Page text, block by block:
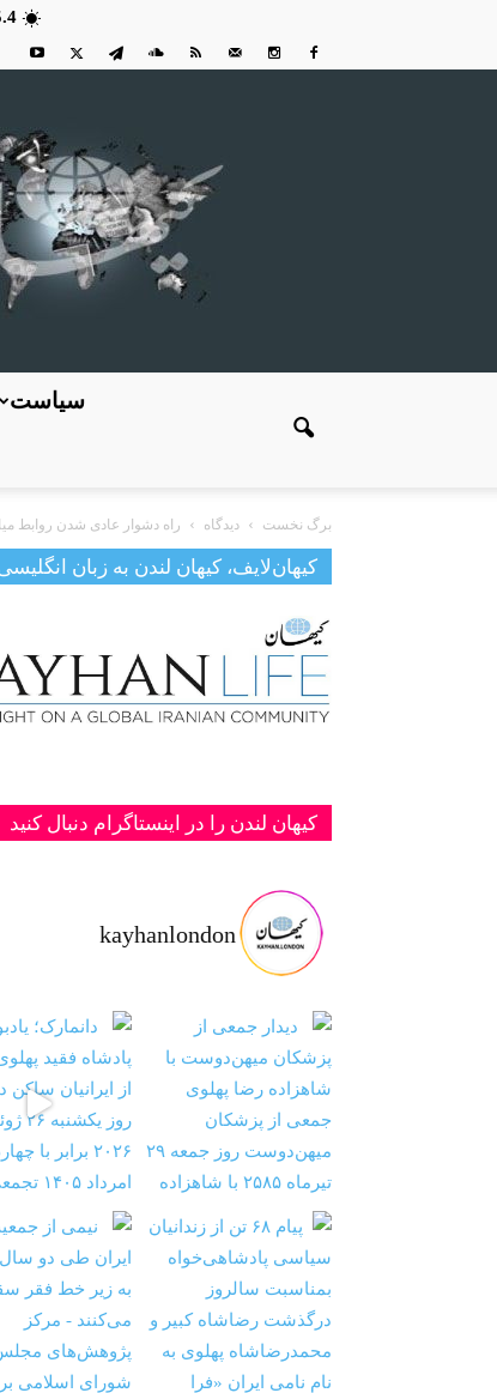
سیاست
برگ نخست دیدگاه راه دشوار عادی شدن روابط
کیهان‌لایف، کیهان لندن به زبان
کیهان لندن را در اینستاگرام دنبال کنید
kayhanlondon
‏‏‏ ‏‏ ‏ دانمارک؛ یادبود دو پادشاه فقید پهلوی ج
‏‏‏ ‏‏ ‏ نیمی از جمعیت ایران طی دو سال آینده به ز